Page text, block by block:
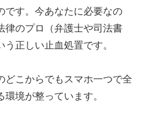
です。今あなたに必要なの
律のプロ（弁護士や司法書
正しい止血処置です。
どこからでもスマホ一つで全
境が整っています。